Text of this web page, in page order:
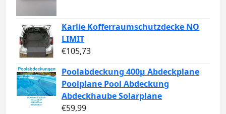
Karlie Kofferraumschutzdecke NO
LIMIT
€105,73
Poolabdeckung 400µ Abdeckplane
Poolplane Pool Abdeckung
Abdeckhaube Solarplane
€59,99